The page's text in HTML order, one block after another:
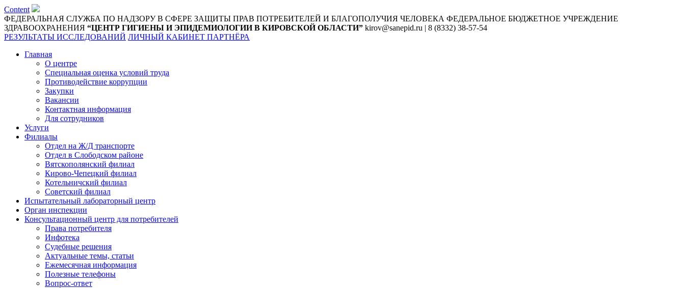
Content
ФЕДЕРАЛЬНАЯ СЛУЖБА ПО НАДЗОРУ В СФЕРЕ ЗАЩИТЫ ПРАВ ПОТРЕБИТЕЛЕЙ И БЛАГОПОЛУЧИЯ ЧЕЛОВЕКА ФЕДЕРАЛЬНОЕ БЮДЖЕТНОЕ УЧРЕЖДЕНИЕ
ЗДРАВООХРАНЕНИЯ “ЦЕНТР ГИГИЕНЫ И ЭПИДЕМИОЛОГИИ В КИРОВСКОЙ ОБЛАСТИ” kirov@sanepid.ru | 8 (8332) 38-57-54
РЕЗУЛЬТАТЫ ИССЛЕДОВАНИЙ ЛИЧНЫЙ КАБИНЕТ ПАРТНЁРА
Главная
О центре
Специальная оценка условий труда
Противодействие коррупции
Закупки
Вакансии
Контактная информация
Для сотрудников
Услуги
Филиалы
Отдел на Ж/Д транспорте
Отдел в Слободском районе
Вятскополянский филиал
Кирово-Чепецкий филиал
Котельничский филиал
Советский филиал
Испытательный лабораторный центр
Орган инспекции
Консультационный центр для потребителей
Права потребителя
Инфотека
Судебные решения
Актуальные темы, cтатьи
Ежемесячная информация
Полезные телефоны
Вопрос-ответ